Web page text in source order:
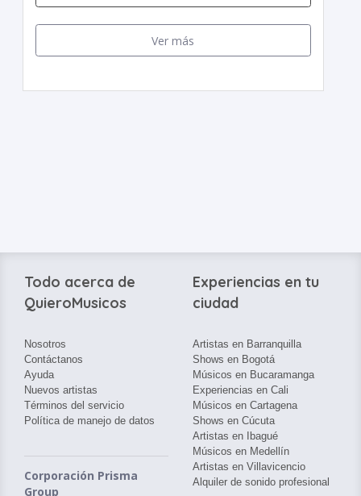
Ver más
Todo acerca de
QuieroMusicos
Nosotros
Contáctanos
Ayuda
Nuevos artistas
Términos del servicio
Política de manejo de datos
Corporación Prisma
Group
Experiencias en tu
ciudad
Artistas en Barranquilla
Shows en Bogotá
Músicos en Bucaramanga
Experiencias en Cali
Músicos en Cartagena
Shows en Cúcuta
Artistas en Ibagué
Músicos en Medellín
Artistas en Villavicencio
Alquiler de sonido profesional